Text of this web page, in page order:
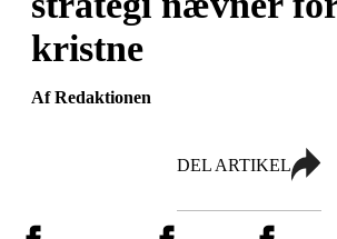
kristne
Af Redaktionen
DEL ARTIKEL